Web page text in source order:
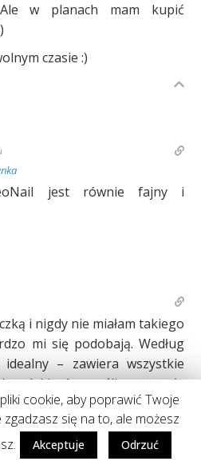
w planach mam kupić
czasie :)
jest równie fajny i
i nigdy nie miałam takiego
mi się podobają. Według
– zawiera wszystkie
lakierów są śliczne a całe
Naprawdę gratulacje
cookie, aby poprawić Twoje
zgadzasz się na to, ale możesz
Akceptuje Odrzuć